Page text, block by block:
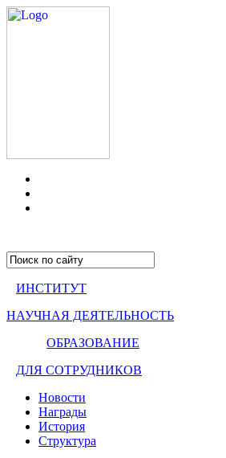
ИНСТИТУТ
НАУЧНАЯ ДЕЯТЕЛЬНОСТЬ
ОБРАЗОВАНИЕ
ДЛЯ СОТРУДНИКОВ
Новости
Награды
История
Структура